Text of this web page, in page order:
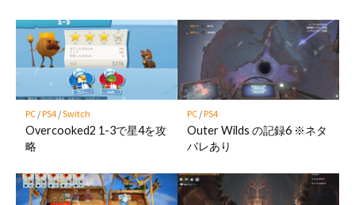
PC/PS4/Switch
Overcooked2 1-3で星4を攻
略
PC/PS4
Outer Wilds の記録6 ※ネタ
バレあり